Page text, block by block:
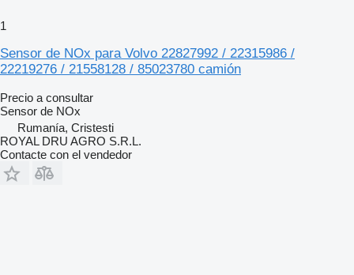
1
Sensor de NOx para Volvo 22827992 / 22315986 /
22219276 / 21558128 / 85023780 camión
Precio a consultar
Sensor de NOx
Rumanía, Cristesti
ROYAL DRU AGRO S.R.L.
Contacte con el vendedor